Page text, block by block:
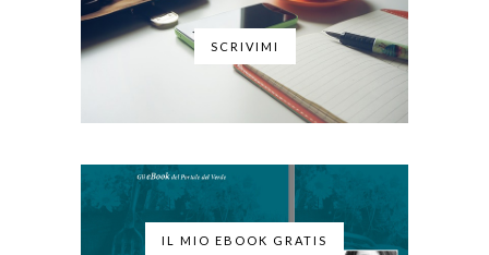
SCRIVIMI
IL MIO EBOOK GRATIS